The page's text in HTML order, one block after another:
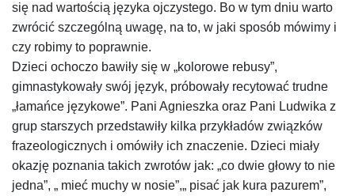
się nad wartością języka ojczystego. Bo w tym dniu warto
zwrócić szczególną uwagę, na to, w jaki sposób mówimy i
czy robimy to poprawnie.
Dzieci ochoczo bawiły się w „kolorowe rebusy”,
gimnastykowały swój język, próbowały recytować trudne
„łamańce językowe”. Pani Agnieszka oraz Pani Ludwika z
grup starszych przedstawiły kilka przykładów związków
frazeologicznych i omówiły ich znaczenie. Dzieci miały
okazję poznania takich zwrotów jak: „co dwie głowy to nie
jedna”, „ mieć muchy w nosie”,„ pisać jak kura pazurem”,